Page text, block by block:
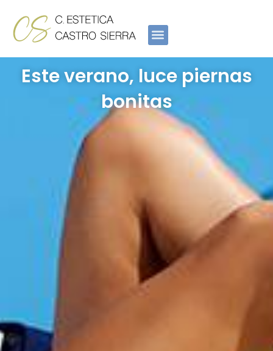
contenido
Este verano, luce piernas
bonitas